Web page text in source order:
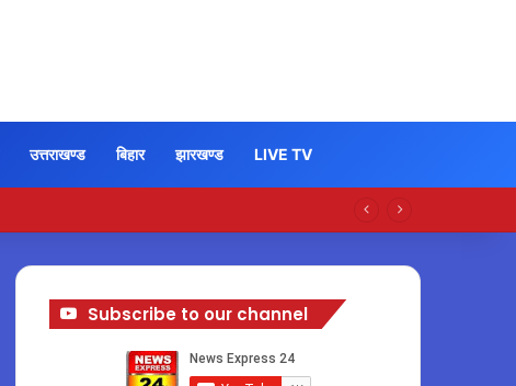
उत्तराखण्ड बिहार झारखण्ड LIVE TV
Subscribe to our channel